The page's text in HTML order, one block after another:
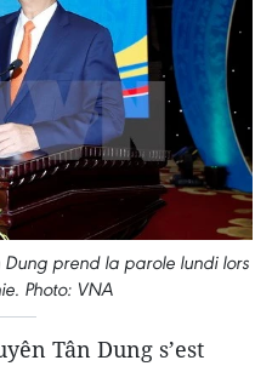
Dung prend la parole lundi lors
Photo: VNA
Tân Dung s’est